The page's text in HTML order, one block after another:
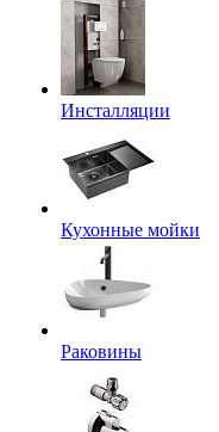
Инсталляции
Кухонные мойки
Раковины